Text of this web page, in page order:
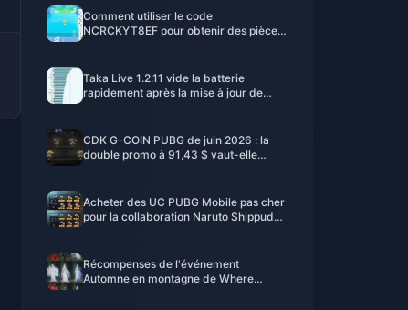
Comment utiliser le code
NCRCKYT8EF pour obtenir des pièces
Taka Live 1.2.11 vide la batterie
rapidement après la mise à jour de
CDK G-COIN PUBG de juin 2026 : la
double promo à 91,43 $ vaut-elle
Acheter des UC PUBG Mobile pas cher
pour la collaboration Naruto Shippuden
Récompenses de l'événement
Automne en montagne de Where